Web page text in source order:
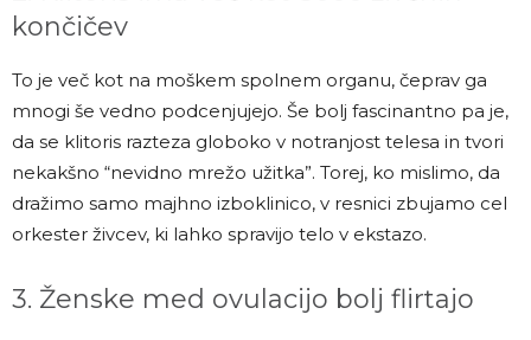
končičev
To je več kot na moškem spolnem organu, čeprav ga
mnogi še vedno podcenjujejo. Še bolj fascinantno pa je,
da se klitoris razteza globoko v notranjost telesa in tvori
nekakšno “nevidno mrežo užitka”. Torej, ko mislimo, da
dražimo samo majhno izboklinico, v resnici zbujamo cel
orkester živcev, ki lahko spravijo telo v ekstazo.
3. Ženske med ovulacijo bolj flirtajo